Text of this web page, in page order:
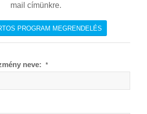
mail címünkre.
PROGRAM MEGRENDELÉS
neve: *